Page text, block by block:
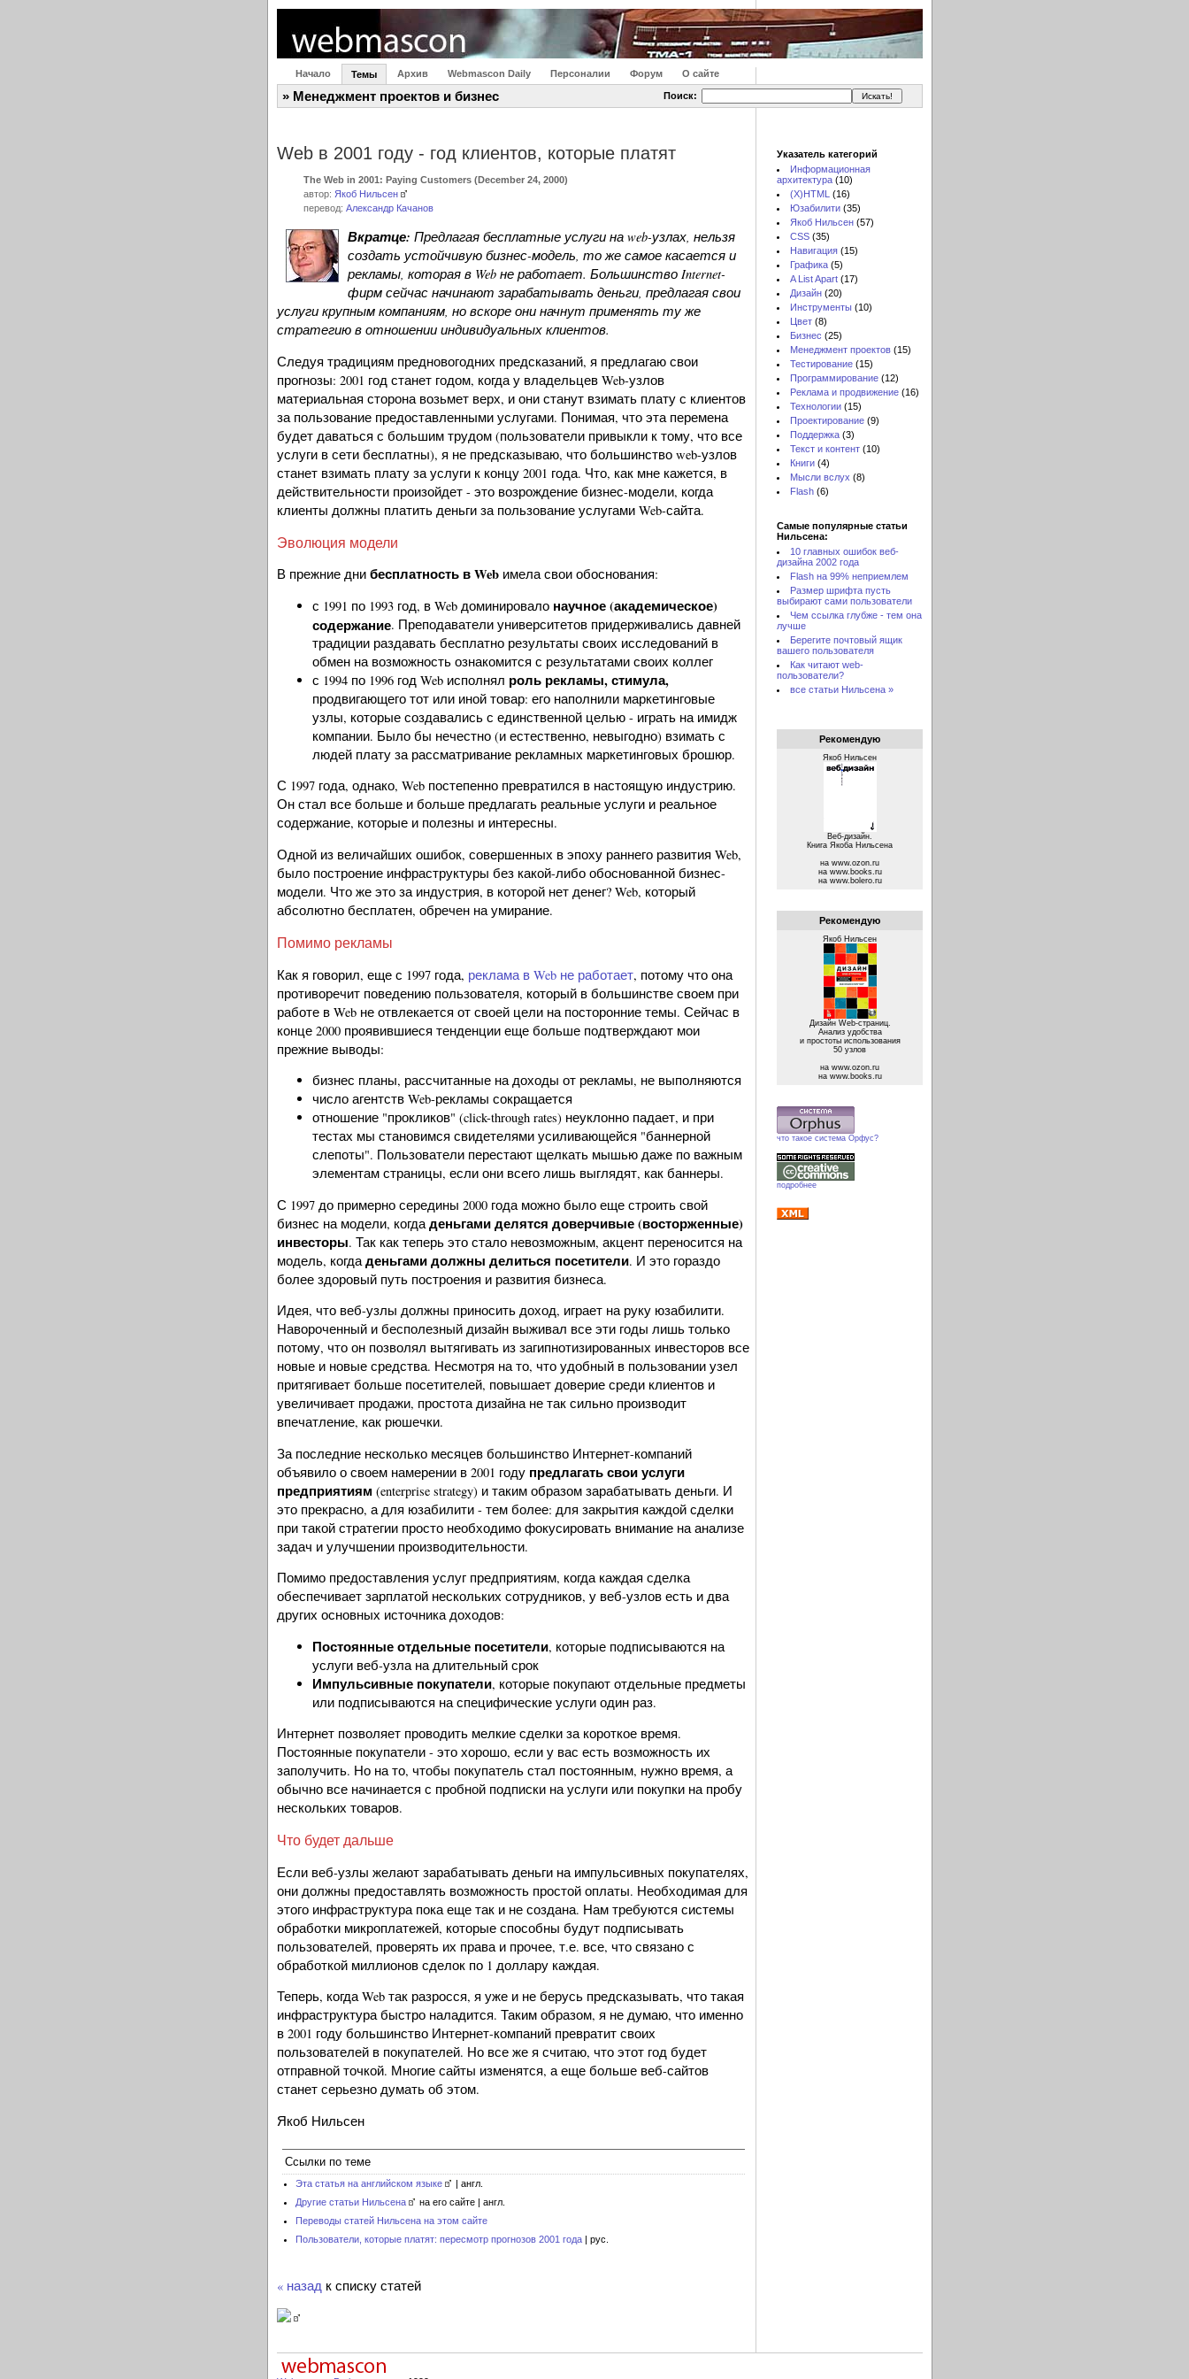
Начало Темы Архив Webmascon Daily Персоналии Форум О сайте
» Менеджмент проектов и бизнес Поиск:
Web в 2001 году - год клиентов, которые платят
The Web in 2001: Paying Customers (December 24, 2000)
автор: Якоб Нильсен
перевод: Александр Качанов
Вкратце: Предлагая бесплатные услуги на web-узлах, нельзя
создать устойчивую бизнес-модель, то же самое касается и
рекламы, которая в Web не работает. Большинство Internet-
фирм сейчас начинают зарабатывать деньги, предлагая свои
услуги крупным компаниям, но вскоре они начнут применять ту же
стратегию в отношении индивидуальных клиентов.
Следуя традициям предновогодних предсказаний, я предлагаю свои
прогнозы: 2001 год станет годом, когда у владельцев Web-узлов
материальная сторона возьмет верх, и они станут взимать плату с клиентов
за пользование предоставленными услугами. Понимая, что эта перемена
будет даваться с большим трудом (пользователи привыкли к тому, что все
услуги в сети бесплатны), я не предсказываю, что большинство web-узлов
станет взимать плату за услуги к концу 2001 года. Что, как мне кажется, в
действительности произойдет - это возрождение бизнес-модели, когда
клиенты должны платить деньги за пользование услугами Web-сайта.
Эволюция модели
В прежние дни бесплатность в Web имела свои обоснования:
с 1991 по 1993 год, в Web доминировало научное (академическое)
содержание. Преподаватели университетов придерживались давней
традиции раздавать бесплатно результаты своих исследований в
обмен на возможность ознакомится с результатами своих коллег
с 1994 по 1996 год Web исполнял роль рекламы, стимула,
продвигающего тот или иной товар: его наполнили маркетинговые
узлы, которые создавались с единственной целью - играть на имидж
компании. Было бы нечестно (и естественно, невыгодно) взимать с
людей плату за рассматривание рекламных маркетинговых брошюр.
С 1997 года, однако, Web постепенно превратился в настоящую индустрию.
Он стал все больше и больше предлагать реальные услуги и реальное
содержание, которые и полезны и интересны.
Одной из величайших ошибок, совершенных в эпоху раннего развития Web,
было построение инфраструктуры без какой-либо обоснованной бизнес-
модели. Что же это за индустрия, в которой нет денег? Web, который
абсолютно бесплатен, обречен на умирание.
Помимо рекламы
Как я говорил, еще с 1997 года, реклама в Web не работает, потому что она
противоречит поведению пользователя, который в большинстве своем при
работе в Web не отвлекается от своей цели на посторонние темы. Сейчас в
конце 2000 проявившиеся тенденции еще больше подтверждают мои
прежние выводы:
бизнес планы, рассчитанные на доходы от рекламы, не выполняются
число агентств Web-рекламы сокращается
отношение "прокликов" (click-through rates) неуклонно падает, и при
тестах мы становимся свидетелями усиливающейся "баннерной
слепоты". Пользователи перестают щелкать мышью даже по важным
элементам страницы, если они всего лишь выглядят, как баннеры.
С 1997 до примерно середины 2000 года можно было еще строить свой
бизнес на модели, когда деньгами делятся доверчивые (восторженные)
инвесторы. Так как теперь это стало невозможным, акцент переносится на
модель, когда деньгами должны делиться посетители. И это гораздо
более здоровый путь построения и развития бизнеса.
Идея, что веб-узлы должны приносить доход, играет на руку юзабилити.
Навороченный и бесполезный дизайн выживал все эти годы лишь только
потому, что он позволял вытягивать из загипнотизированных инвесторов все
новые и новые средства. Несмотря на то, что удобный в пользовании узел
притягивает больше посетителей, повышает доверие среди клиентов и
увеличивает продажи, простота дизайна не так сильно производит
впечатление, как рюшечки.
За последние несколько месяцев большинство Интернет-компаний
объявило о своем намерении в 2001 году предлагать свои услуги
предприятиям (enterprise strategy) и таким образом зарабатывать деньги. И
это прекрасно, а для юзабилити - тем более: для закрытия каждой сделки
при такой стратегии просто необходимо фокусировать внимание на анализе
задач и улучшении производительности.
Помимо предоставления услуг предприятиям, когда каждая сделка
обеспечивает зарплатой нескольких сотрудников, у веб-узлов есть и два
других основных источника доходов:
Постоянные отдельные посетители, которые подписываются на
услуги веб-узла на длительный срок
Импульсивные покупатели, которые покупают отдельные предметы
или подписываются на специфические услуги один раз.
Интернет позволяет проводить мелкие сделки за короткое время.
Постоянные покупатели - это хорошо, если у вас есть возможность их
заполучить. Но на то, чтобы покупатель стал постоянным, нужно время, а
обычно все начинается с пробной подписки на услуги или покупки на пробу
нескольких товаров.
Что будет дальше
Если веб-узлы желают зарабатывать деньги на импульсивных покупателях,
они должны предоставлять возможность простой оплаты. Необходимая для
этого инфраструктура пока еще так и не создана. Нам требуются системы
обработки микроплатежей, которые способны будут подписывать
пользователей, проверять их права и прочее, т.е. все, что связано с
обработкой миллионов сделок по 1 доллару каждая.
Теперь, когда Web так разросся, я уже и не берусь предсказывать, что такая
инфраструктура быстро наладится. Таким образом, я не думаю, что именно
в 2001 году большинство Интернет-компаний превратит своих
пользователей в покупателей. Но все же я считаю, что этот год будет
отправной точкой. Многие сайты изменятся, а еще больше веб-сайтов
станет серьезно думать об этом.
Якоб Нильсен
Ссылки по теме
Эта статья на английском языке
| англ.
Другие статьи Нильсена
на его сайте | англ.
Переводы статей Нильсена на этом сайте
Пользователи, которые платят: пересмотр прогнозов 2001 года | рус.
« назад к списку статей
Указатель категорий
Информационная
архитектура (10)
(X)HTML
(16)
Юзабилити (35)
Якоб Нильсен (57)
CSS (35)
Навигация (15)
Графика (5)
A List Apart (17)
Дизайн (20)
Инструменты (10)
Цвет (8)
Бизнес (25)
Менеджмент проектов (15)
Тестирование (15)
Программирование (12)
Реклама и продвижение (16)
Технологии (15)
Проектирование (9)
Поддержка (3)
Текст и контент (10)
Книги (4)
Мысли вслух (8)
Flash (6)
Самые популярные статьи
Нильсена:
10 главных ошибок веб-
дизайна 2002 года
Flash на 99% неприемлем
Размер шрифта пусть
выбирают сами пользователи
Чем ссылка глубже - тем она
лучше
Берегите почтовый ящик
вашего пользователя
Как читают web-
пользователи?
все статьи Нильсена »
Рекомендую
Якоб Нильсен
Веб-дизайн.
Книга Якоба Нильсена
на www.ozon.ru
на www.books.ru
на www.bolero.ru
Рекомендую
Якоб Нильсен
Дизайн Web-страниц.
Анализ удобства
и простоты использования
50 узлов
на www.ozon.ru
на www.books.ru
что такое система Орфус?
подробнее